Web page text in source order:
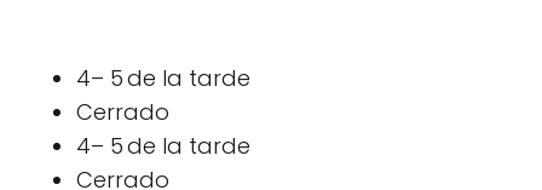
4– 5 de la tarde
Cerrado
4– 5 de la tarde
Cerrado